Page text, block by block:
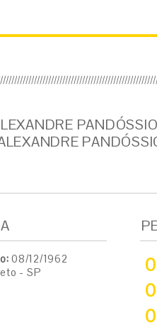
PANDÓSSIO
08/12/1962
- SP